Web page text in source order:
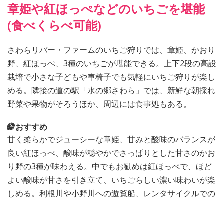
章姫や紅ほっぺなどのいちごを堪能
(食べくらべ可能)
さわらリバー・ファームのいちご狩りでは、章姫、かおり
野、紅ほっぺ、3種のいちごが堪能できる。上下2段の高設
栽培で小さな子どもや車椅子でも気軽にいちご狩りが楽し
める。隣接の道の駅「水の郷さわら」では、新鮮な朝採れ
野菜や果物がそろうほか、周辺には食事処もある。
おすすめ
甘く柔らかでジューシーな章姫、甘みと酸味のバランスが
良い紅ほっぺ、酸味が穏やかでさっぱりとした甘さのかお
り野の3種が味わえる。中でもお勧めは紅ほっぺで、ほど
よい酸味が甘さを引き立て、いちごらしい濃い味わいが楽
しめる。利根川や小野川への遊覧船、レンタサイクルでの